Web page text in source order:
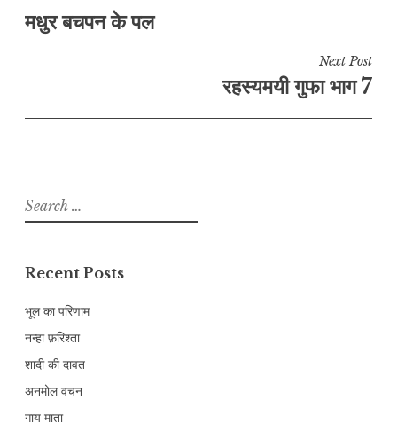
navigation
मधुर बचपन के पल
Next Post
रहस्यमयी गुफा भाग 7
Search
for:
Recent Posts
भूल का परिणाम
नन्हा फ़रिश्ता
शादी की दावत
अनमोल वचन
गाय माता